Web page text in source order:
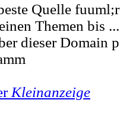
Quelle
Themen bis
dieser Domain
Kleinanzeige